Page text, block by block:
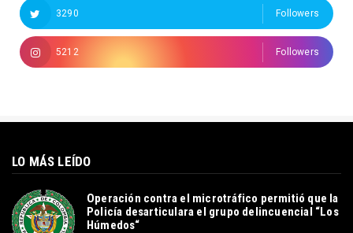
3290 Followers
5212 Followers
LO MÁS LEÍDO
Operación contra el microtráfico permitió que la
Policía desarticulara el grupo delincuencial “Los
Húmedos“